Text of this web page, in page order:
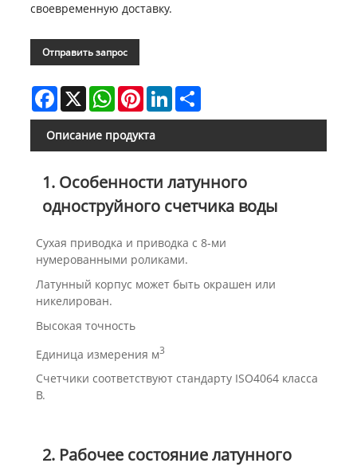
своевременную доставку.
Отправить запрос
Facebook
X WhatsAppPinterestLinkedInShare
Описание продукта
1. Особенности латунного
одноструйного счетчика воды
Сухая приводка и приводка с 8-ми
нумерованными роликами.
Латунный корпус может быть окрашен или
никелирован.
Высокая точность
Единица измерения м3
Счетчики соответствуют стандарту ISO4064 класса
B.
2. Рабочее состояние латунного